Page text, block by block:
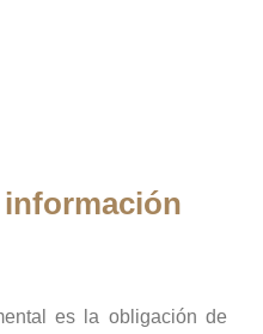
información
es la obligación de